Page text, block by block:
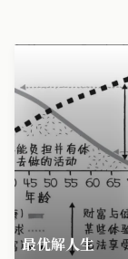
最优解人生